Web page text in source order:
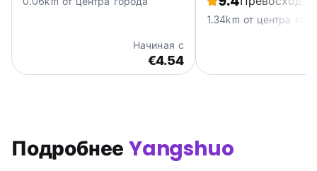
Начиная с
€4.54
1.34km от центра
ПодробнееYangshuo